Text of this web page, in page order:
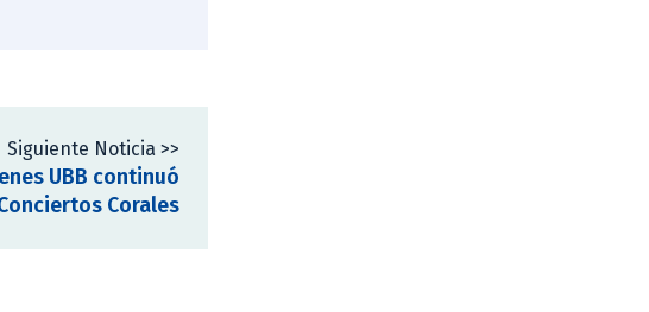
Siguiente Noticia >>
UBB continuó
Corales